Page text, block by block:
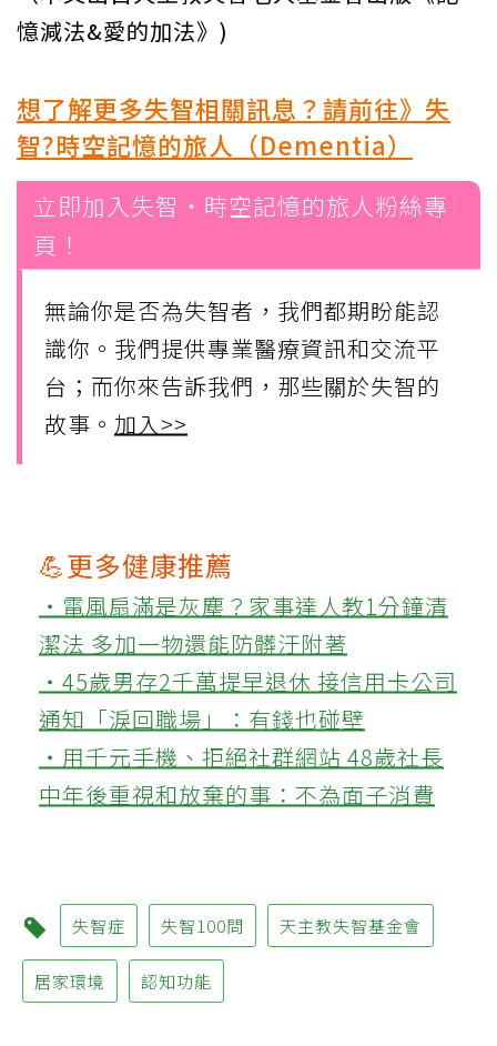
憶減法&愛的加法》)
想了解更多失智相關訊息？請前往》失
智?時空記憶的旅人（Dementia）
立即加入失智・時空記憶的旅人粉絲專
頁！
無論你是否為失智者，我們都期盼能認
識你。我們提供專業醫療資訊和交流平
台；而你來告訴我們，那些關於失智的
故事。 加入>>
💪更多健康推薦
‧電風扇滿是灰塵？家事達人教1分鐘清
潔法 多加一物還能防髒汙附著
‧45歲男存2千萬提早退休 接信用卡公司
通知「淚回職場」：有錢也碰壁
‧用千元手機、拒絕社群網站 48歲社長
中年後重視和放棄的事：不為面子消費
失智症 失智100問 天主教失智基金會
居家環境 認知功能